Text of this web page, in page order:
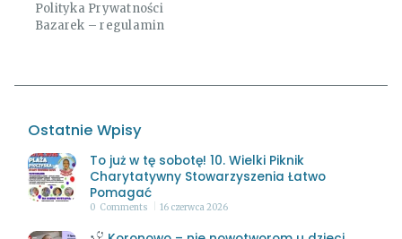
Polityka Prywatności
Bazarek – regulamin
Ostatnie Wpisy
To już w tę sobotę! 10. Wielki Piknik
Charytatywny Stowarzyszenia Łatwo
Pomagać
0 Comments 16 czerwca 2026